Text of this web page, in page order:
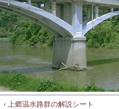
‹ 上郷温水路群の解説シート